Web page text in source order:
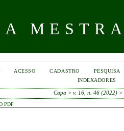
ACESSO CADASTRO
PESQUISA
INDEXADORES
Capa >v. 16, n. 46 (2022) >
PDF